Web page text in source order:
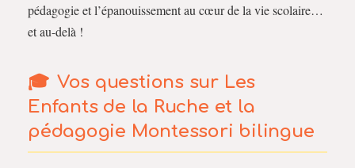
pédagogie et l’épanouissement au cœur de la vie scolaire…
et au-delà !
Vos questions sur Les
Enfants de la Ruche et la
pédagogie Montessori bilingue